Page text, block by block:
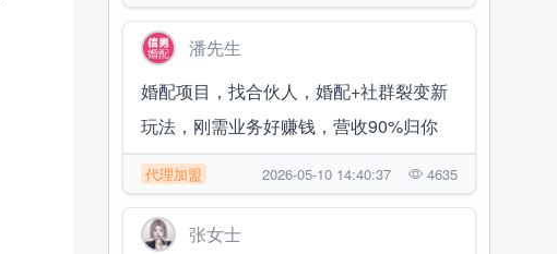
潘先生
婚配项目，找合伙人，婚配+社群裂变新
玩法，刚需业务好赚钱，营收90%归你
代理加盟 2026-05-10 14:40:37 4635
张女士